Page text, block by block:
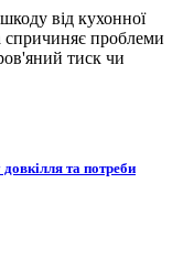
від кухонної
проблеми
тиск чи
та потреби